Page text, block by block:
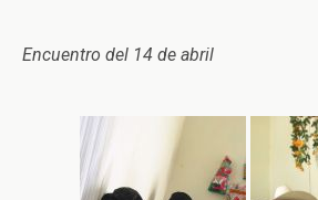
Encuentro del 14 de abril